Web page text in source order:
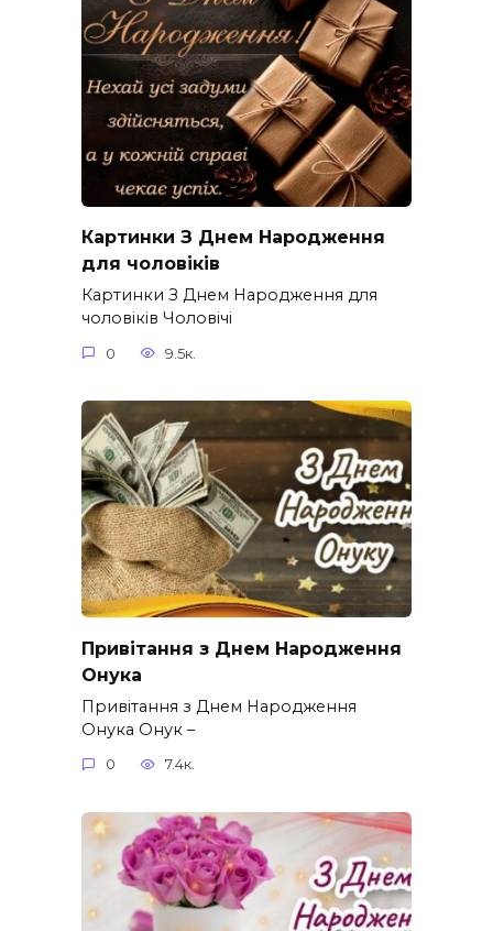
Картинки З Днем Народження
для чоловіків​
Картинки З Днем Народження для
чоловіків​ Чоловічі
0 9.5к.
Привітання з Днем Народження
Онука
Привітання з Днем Народження
Онука Онук –
0 7.4к.